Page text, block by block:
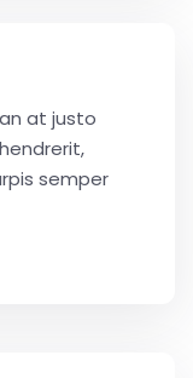
at justo
semper